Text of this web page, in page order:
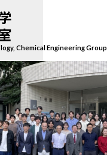
学
Chemical Engineering Group